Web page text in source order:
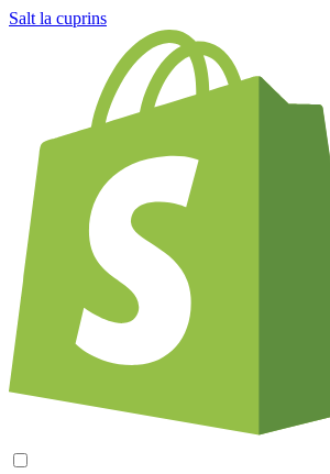
Salt la cuprins